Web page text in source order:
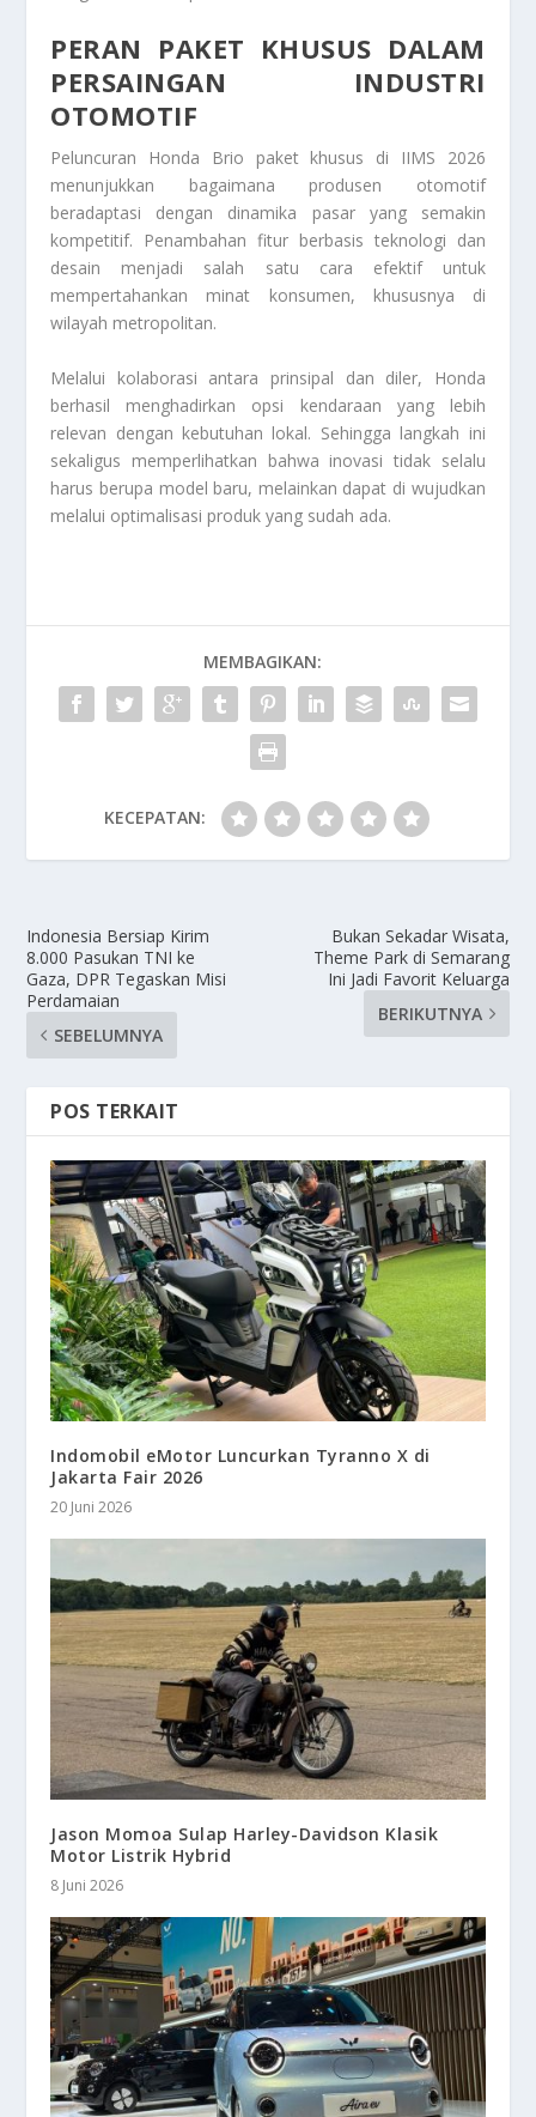
PERAN PAKET KHUSUS DALAM
PERSAINGAN INDUSTRI
OTOMOTIF
Peluncuran Honda Brio paket khusus di IIMS 2026
menunjukkan bagaimana produsen otomotif
beradaptasi dengan dinamika pasar yang semakin
kompetitif. Penambahan fitur berbasis teknologi dan
desain menjadi salah satu cara efektif untuk
mempertahankan minat konsumen, khususnya di
wilayah metropolitan.
Melalui kolaborasi antara prinsipal dan diler, Honda
berhasil menghadirkan opsi kendaraan yang lebih
relevan dengan kebutuhan lokal. Sehingga langkah ini
sekaligus memperlihatkan bahwa inovasi tidak selalu
harus berupa model baru, melainkan dapat di wujudkan
melalui optimalisasi produk yang sudah ada.
MEMBAGIKAN:
KECEPATAN:
Indonesia Bersiap Kirim
8.000 Pasukan TNI ke
Gaza, DPR Tegaskan Misi
Perdamaian
SEBELUMNYA
Bukan Sekadar Wisata,
Theme Park di Semarang
Ini Jadi Favorit Keluarga
BERIKUTNYA
POS TERKAIT
Indomobil eMotor Luncurkan Tyranno X di
Jakarta Fair 2026
20 Juni 2026
Jason Momoa Sulap Harley-Davidson Klasik
Motor Listrik Hybrid
8 Juni 2026